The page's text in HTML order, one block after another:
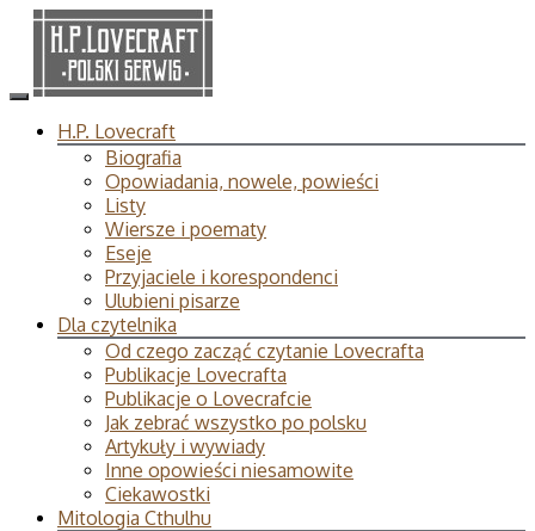
H.P. Lovecraft
Biografia
Opowiadania, nowele, powieści
Listy
Wiersze i poematy
Eseje
Przyjaciele i korespondenci
Ulubieni pisarze
Dla czytelnika
Od czego zacząć czytanie Lovecrafta
Publikacje Lovecrafta
Publikacje o Lovecrafcie
Jak zebrać wszystko po polsku
Artykuły i wywiady
Inne opowieści niesamowite
Ciekawostki
Mitologia Cthulhu